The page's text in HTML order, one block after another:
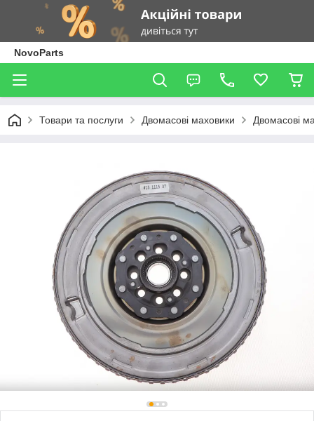
NovoParts
Товари та послуги Двомасові маховики Двомасові